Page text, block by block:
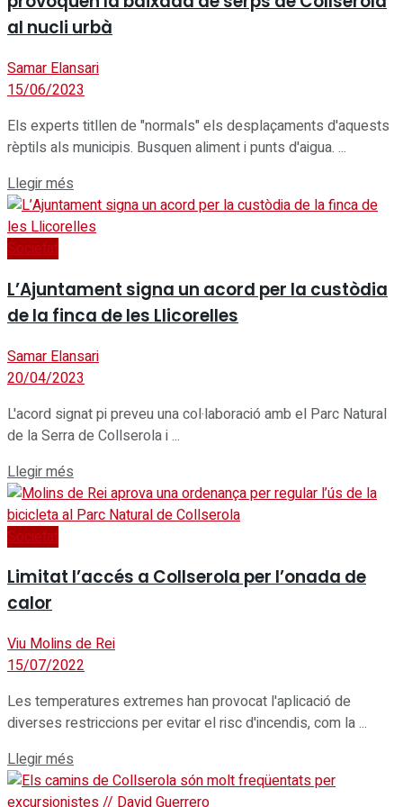
al nucli urbà
Samar Elansari
15/06/2023
Els experts titllen de "normals" els desplaçaments d'aquests
rèptils als municipis. Busquen aliment i punts d'aigua. ...
Llegir més
Societat
L’Ajuntament signa un acord per la custòdia
de la finca de les Llicorelles
Samar Elansari
20/04/2023
L'acord signat pi preveu una col·laboració amb el Parc Natural
de la Serra de Collserola i ...
Llegir més
Societat
Limitat l’accés a Collserola per l’onada de
calor
Viu Molins de Rei
15/07/2022
Les temperatures extremes han provocat l'aplicació de
diverses restriccions per evitar el risc d'incendis, com la ...
Llegir més